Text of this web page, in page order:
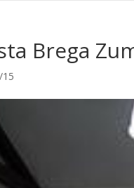
Brega